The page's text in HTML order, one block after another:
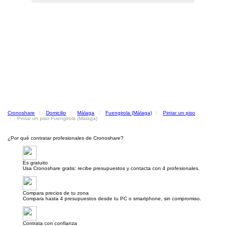
Cronoshare Domicilio Málaga Fuengirola (Málaga)
Pintar un piso
Pintar un piso Fuengirola (Málaga)
¿Por qué contratar profesionales de Cronoshare?
Es gratuito
Usa Cronoshare gratis: recibe presupuestos y contacta con 4 profesionales.
Compara precios de tu zona
Compara hasta 4 presupuestos desde tu PC o smartphone, sin compromiso.
Contrata con confianza